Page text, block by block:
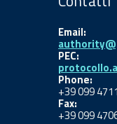
Email:
PEC:
Phone:
+39 099
Fax:
+39 099